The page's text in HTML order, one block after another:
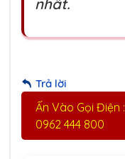
nhất.
Trả lời
Ấn Vào Gọi Điện :
0962 444 800